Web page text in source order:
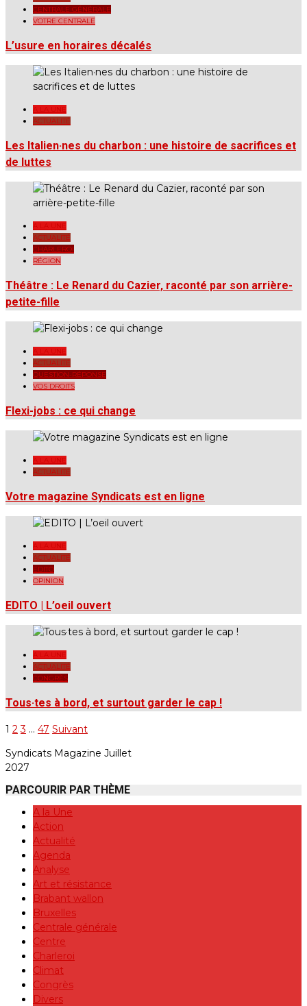
CENTRALE GÉNÉRALE
VOTRE CENTRALE
L’usure en horaires décalés
ACTUALITÉ
Les Italien·nes du charbon : une histoire de sacrifices et
de luttes
ACTUALITÉ
CHARLEROI
RÉGION
Théâtre : Le Renard du Cazier, raconté par son arrière-
petite-fille
ACTUALITÉ
QUESTION-RÉPONSE
VOS DROITS
Flexi-jobs : ce qui change
ACTUALITÉ
Votre magazine Syndicats est en ligne
ACTUALITÉ
EDITO
OPINION
EDITO | L’oeil ouvert
ACTUALITÉ
CONGRÈS
Tous·tes à bord, et surtout garder le cap !
Pagination
des
publications
1 2 3 … 47 Suivant
Syndicats Magazine Juillet
2027
PARCOURIR PAR THÈME
A la Une
Action
Actualité
Agenda
Analyse
Art et résistance
Brabant wallon
Bruxelles
Centrale générale
Centre
Charleroi
Climat
Congrès
Divers